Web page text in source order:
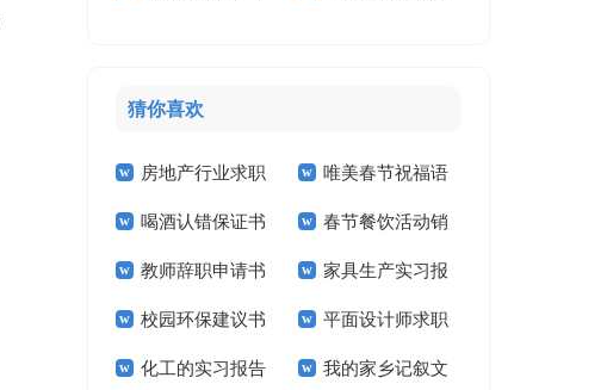
猜你喜欢
房地产行业求职
信
唯美春节祝福语
喝酒认错保证书 春节餐饮活动销
售工作计划
教师辞职申请书 家具生产实习报
告
校园环保建议书 平面设计师求职
信14篇
化工的实习报告 我的家乡记叙文